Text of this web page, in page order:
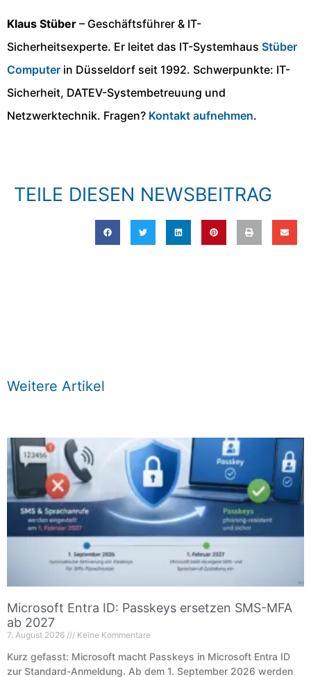
Klaus Stüber – Geschäftsführer & IT-
Sicherheitsexperte. Er leitet das IT-Systemhaus Stüber
Computer in Düsseldorf seit 1992. Schwerpunkte: IT-
Sicherheit, DATEV-Systembetreuung und
Netzwerktechnik. Fragen? Kontakt aufnehmen.
TEILE DIESEN NEWSBEITRAG
Weitere Artikel
Microsoft Entra ID: Passkeys ersetzen SMS-MFA
ab 2027
7. August 2026 Keine Kommentare
Kurz gefasst: Microsoft macht Passkeys in Microsoft Entra ID
zur Standard-Anmeldung. Ab dem 1. September 2026 werden